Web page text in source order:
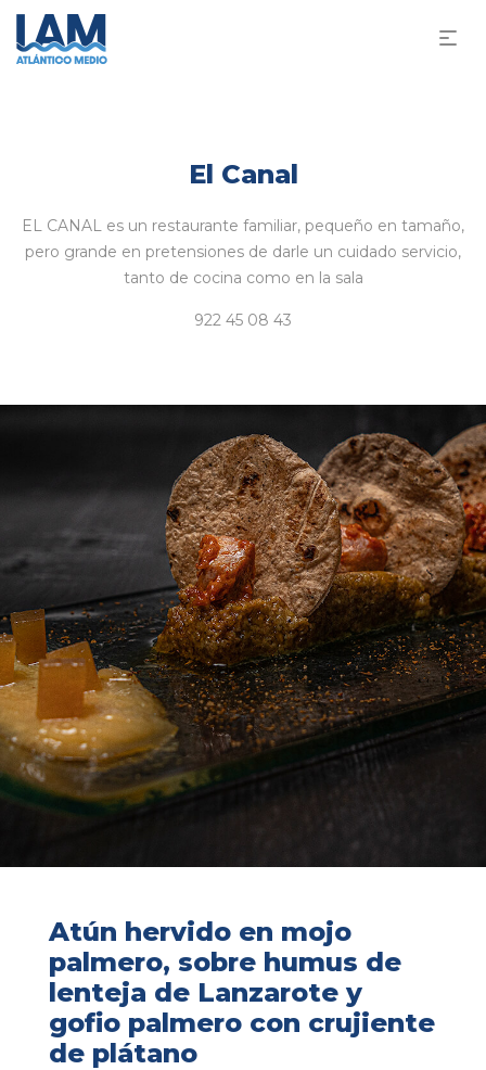
El Canal
EL CANAL es un restaurante familiar, pequeño en tamaño,
pero grande en pretensiones de darle un cuidado servicio,
tanto de cocina como en la sala
922 45 08 43
Atún hervido en mojo
palmero, sobre humus de
lenteja de Lanzarote y
gofio palmero con crujiente
de plátano